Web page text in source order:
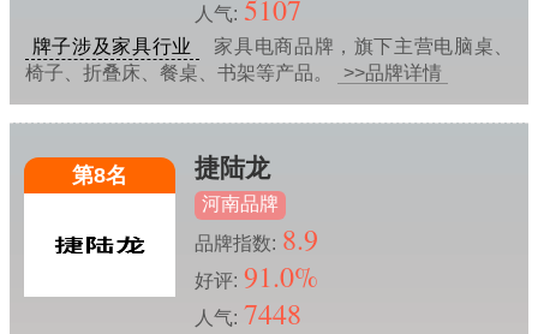
人气: 5107
牌子涉及家具行业
家具电商品牌，旗下主营电脑桌、
椅子、折叠床、餐桌、书架等产品。
>>品牌详情
第8名 捷陆龙
河南品牌
品牌指数: 8.9
好评: 91.0%
人气: 7448